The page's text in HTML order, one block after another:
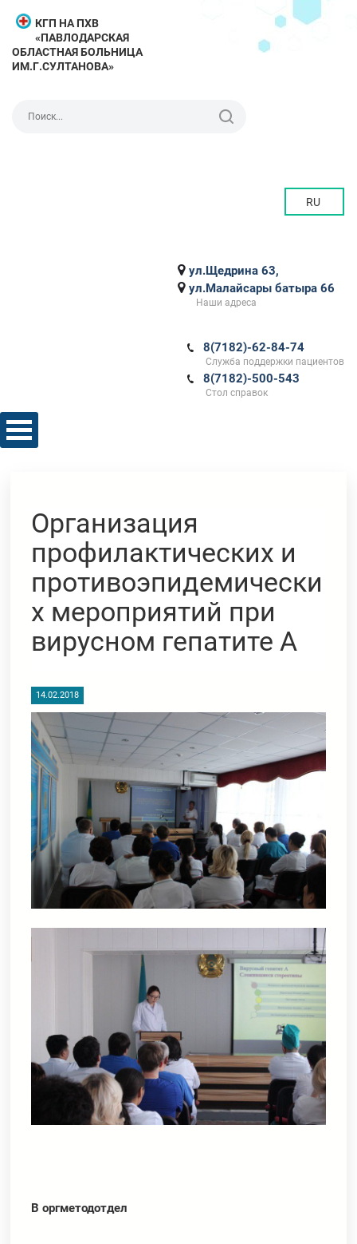
КГП НА ПХВ
«ПАВЛОДАРСКАЯ
ОБЛАСТНАЯ БОЛЬНИЦА
ИМ.Г.СУЛТАНОВА»
RU
ул.Щедрина 63,
ул.Малайсары батыра 66
Наши адреса
8(7182)-62-84-74
Служба поддержки пациентов
8(7182)-500-543
Стол справок
Организация
профилактических и
противоэпидемически
х мероприятий при
вирусном гепатите А
14.02.2018
В оргметодотдел